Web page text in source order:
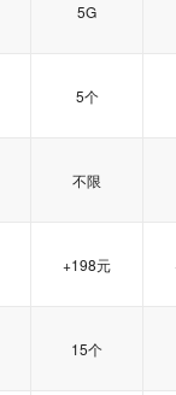
5G
5个
不限
+198元
15个